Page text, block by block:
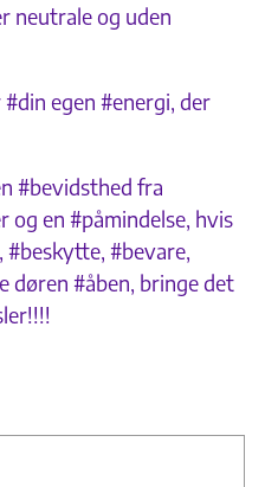
neutrale og uden
egen #energi, der
#bevidsthed fra
en #påmindelse, hvis
#beskytte, #bevare,
døren #åben, bringe det